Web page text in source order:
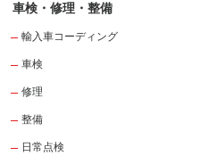
車検・修理・整備
輸入車コーディング
車検
修理
整備
日常点検